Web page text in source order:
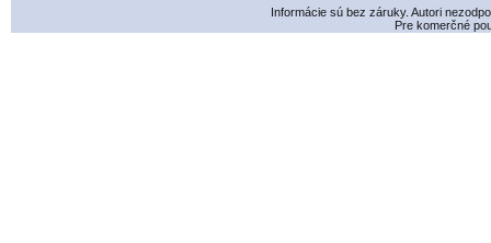
Informácie sú bez záruky. Autori
Pre komerčné